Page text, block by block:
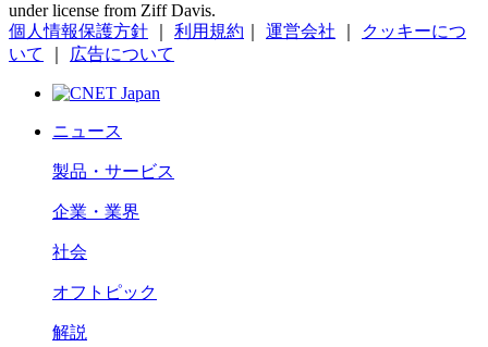
under license from Ziff Davis.
個人情報保護方針
利用規約 運営会社
クッキーにつ
いて
広告について
ニュース
製品・サービス
企業・業界
社会
オフトピック
解説